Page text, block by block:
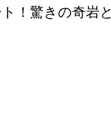
！驚きの奇岩と